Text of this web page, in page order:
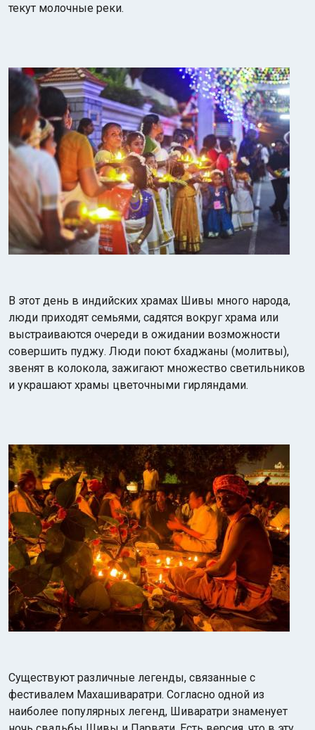
текут молочные реки.
В этот день в индийских храмах Шивы много народа,
люди приходят семьями, садятся вокруг храма или
выстраиваются очереди в ожидании возможности
совершить пуджу. Люди поют бхаджаны (молитвы),
звенят в колокола, зажигают множество светильников
и украшают храмы цветочными гирляндами.
Существуют различные легенды, связанные с
фестивалем Махашиваратри. Согласно одной из
наиболее популярных легенд, Шиваратри знаменует